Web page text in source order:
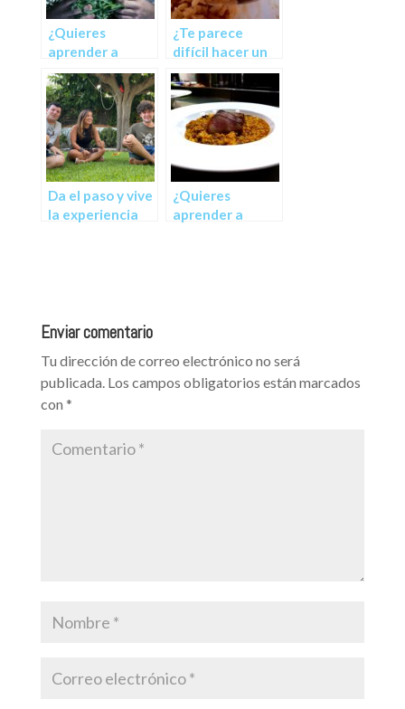
¿Quieres
aprender a
cocinar?
¿Te parece
difícil hacer un
arroz?
Da el paso y vive
la experiencia
¿Quieres
aprender a
Enviar comentario
Tu dirección de correo electrónico no será
publicada. Los campos obligatorios están marcados
con *